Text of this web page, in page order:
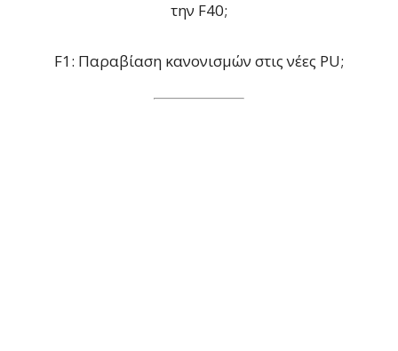
την F40;
F1: Παραβίαση κανονισμών στις νέες PU;